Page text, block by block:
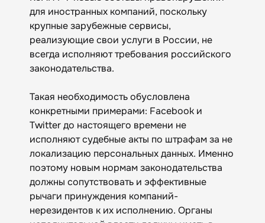
для иностранных компаний, поскольку
крупные зарубежные сервисы,
реализующие свои услуги в России, не
всегда исполняют требования российского
законодательства.
Такая необходимость обусловлена
конкретными примерами: Facebook и
Twitter до настоящего времени не
исполняют судебные акты по штрафам за не
локализацию персональных данных. Именно
поэтому новым нормам законодательства
должны сопутствовать и эффективные
рычаги принуждения компаний-
нерезидентов к их исполнению. Органы